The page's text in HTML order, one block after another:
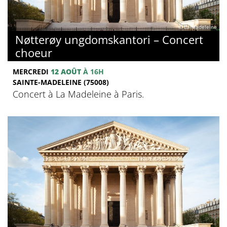
© La Madeleine
Nøtterøy ungdomskantori – Concert
choeur
MERCREDI 12 AOÛT À 16H
SAINTE-MADELEINE (75008)
Concert à La Madeleine à Paris.